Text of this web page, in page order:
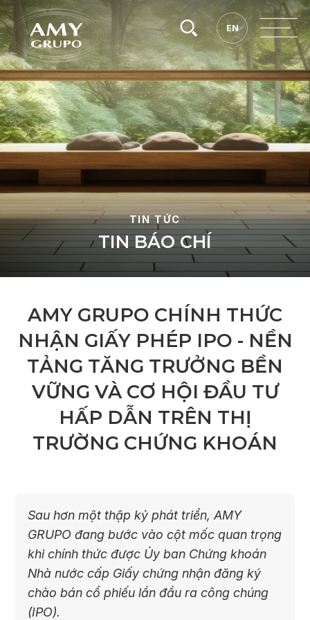
EN
EN
TIN TỨC
TIN BÁO CHÍ
AMY GRUPO CHÍNH THỨC
NHẬN GIẤY PHÉP IPO - NỀN
TẢNG TĂNG TRƯỞNG BỀN
VỮNG VÀ CƠ HỘI ĐẦU TƯ
HẤP DẪN TRÊN THỊ
TRƯỜNG CHỨNG KHOÁN
Sau hơn một thập kỷ phát triển, AMY
GRUPO đang bước vào cột mốc quan trọng
khi chính thức được Ủy ban Chứng khoán
Nhà nước cấp Giấy chứng nhận đăng ký
chào bán cổ phiếu lần đầu ra công chúng
(IPO).
Tìm